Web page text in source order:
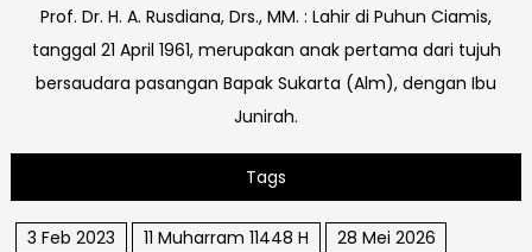
Prof. Dr. H. A. Rusdiana, Drs., MM. : Lahir di Puhun Ciamis,
tanggal 21 April 1961, merupakan anak pertama dari tujuh
bersaudara pasangan Bapak Sukarta (Alm), dengan Ibu
Junirah.
Tags
3 Feb 2023 11 Muharram 11448 H
28 Mei 2026